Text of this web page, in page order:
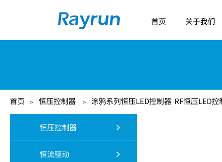
首页 关于我们
首页 ＞ 恒压控制器 ＞ 涂鸦系列恒压LED控制器 RF恒压LED控
恒压控制器
恒流驱动